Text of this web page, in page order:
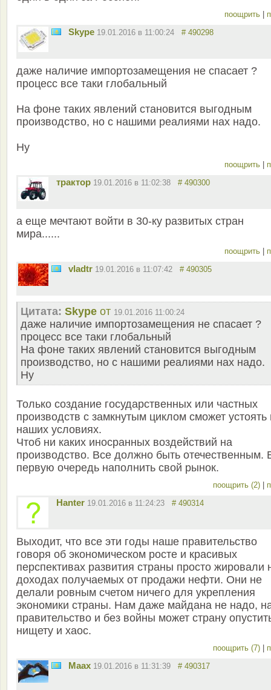
поощрить |
Skype 19.01.2016 в 11:00:24 # 490298
даже наличие импортозамещения не спасает ?
процесс все таки глобальный
На фоне таких явлений становится выгодным
производство, но с нашими реалиями нах надо.
Ну
поощрить |
трактор 19.01.2016 в 11:02:38 # 490300
а еще мечтают войти в 30-ку развитых стран
мира......
поощрить |
vladtr 19.01.2016 в 11:07:42 # 490305
Цитата: Skype от 19.01.2016 11:00:24
даже наличие импортозамещения не спасает ?
процесс все таки глобальный
На фоне таких явлений становится выгодным
производство, но с нашими реалиями нах надо.
Ну
Только создание государственных или частных
производств с замкнутым циклом сможет устоять
наших условиях.
Чтоб ни каких иносранных воздействий на
производство. Все должно быть отечественным.
первую очередь наполнить свой рынок.
поощрить (2) |
Hanter 19.01.2016 в 11:24:23 # 490314
Выходит, что все эти годы наше правительство
говоря об экономическом росте и красивых
перспективах развития страны просто жировали
доходах получаемых от продажи нефти. Они не
делали ровным счетом ничего для укрепления
экономики страны. Нам даже майдана не надо,
правительство и без войны может страну
нищету и хаос.
поощрить (7) |
Maax 19.01.2016 в 11:31:39 # 490317